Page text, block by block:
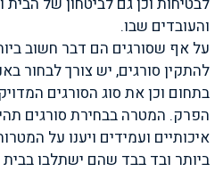
והעובדים שבו.
על אף שסורגים הם דבר חשוב
להתקין סורגים, יש צורך לבחור
בתחום וכן את סוג הסורגים
הפרק. המטרה בבחירת סורגים
איכותיים ועמידים ויענו על
ביותר ובד בבד שהם ישתלבו